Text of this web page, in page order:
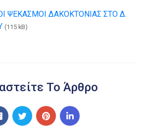
ΨΕΚΑΣΜΟΙ ΔΑΚΟΚΤΟΝΙΑΣ ΣΤΟ Δ.
(115 kB)
Το Άρθρο